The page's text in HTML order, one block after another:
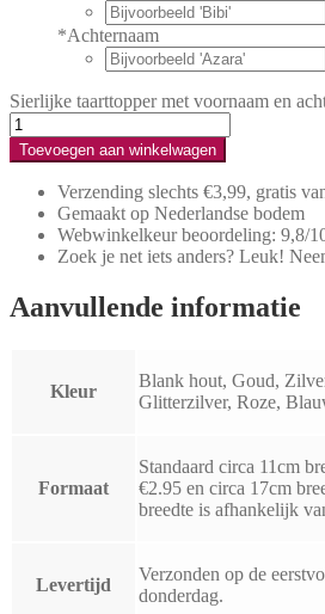
*Achternaam
Sierlijke taarttopper met voornaam en
Toevoegen aan winkelwagen
Verzending slechts €3,99, gratis
Gemaakt op Nederlandse bodem
Webwinkelkeur beoordeling: 9,8/
Zoek je net iets anders? Leuk!
Aanvullende informatie
Kleur
Blank hout, Goud,
Glitterzilver, Roze,
Formaat
Standaard circa 11cm
€2.95 en circa 17cm
breedte is afhankelijk
Levertijd
Verzonden op de
donderdag.